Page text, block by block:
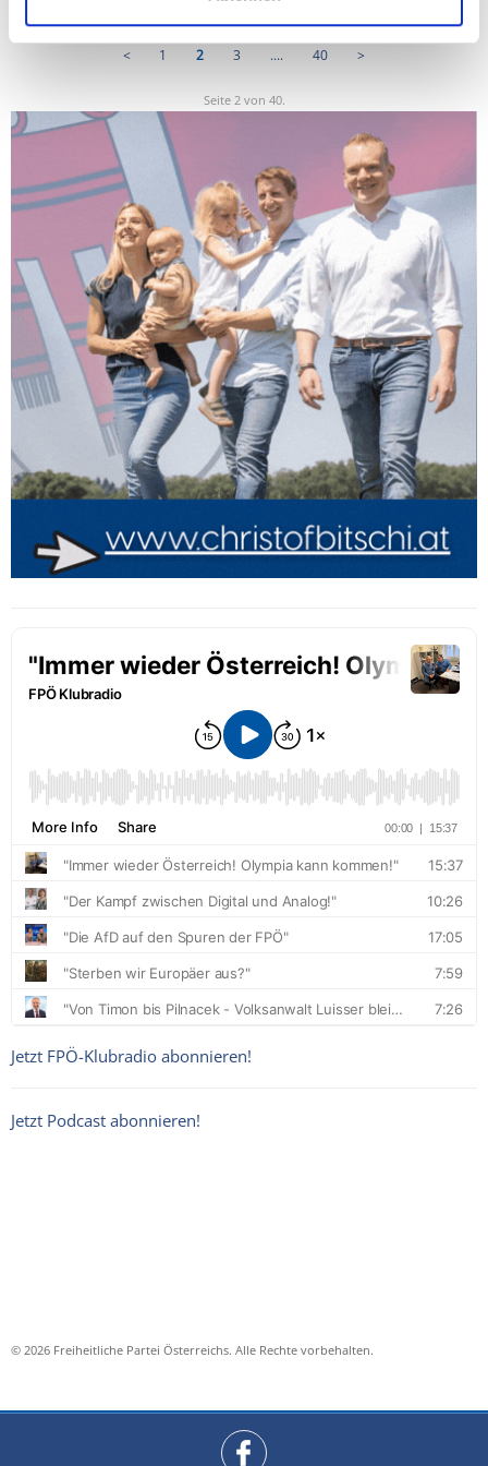
< 1 2 3 .... 40 >
Seite 2 von 40.
Jetzt FPÖ-Klubradio abonnieren!
Jetzt Podcast abonnieren!
© 2026 Freiheitliche Partei Österreichs. Alle Rechte vorbehalten.